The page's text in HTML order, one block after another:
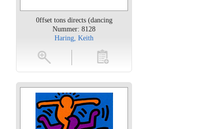
0ffset tons directs (dancing
Nummer: 8128
Haring, Keith
toevoegen